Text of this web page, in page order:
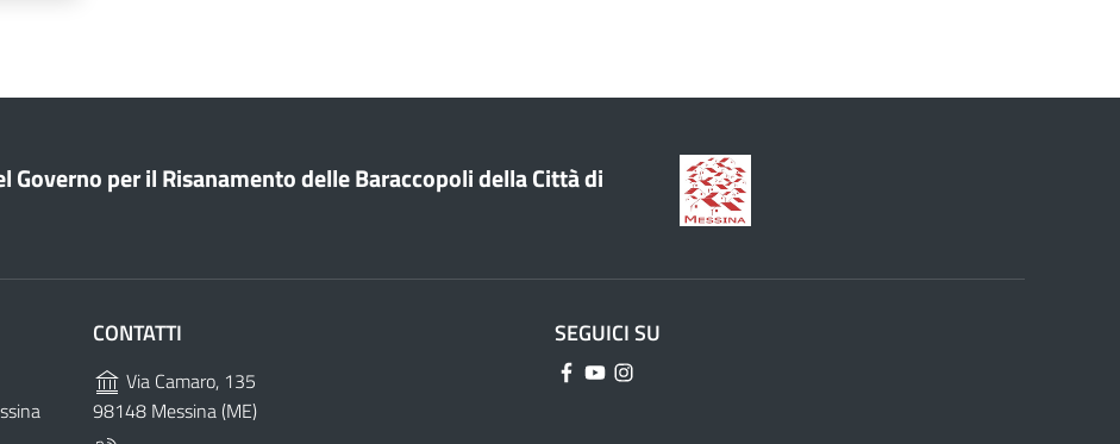
Governo per il Risanamento delle Baraccopoli della Città di
CONTATTI
Via Camaro, 135
98148 Messina (ME)
SEGUICI SU